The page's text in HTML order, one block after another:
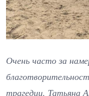
Очень часто за
трагедии. Татьяна